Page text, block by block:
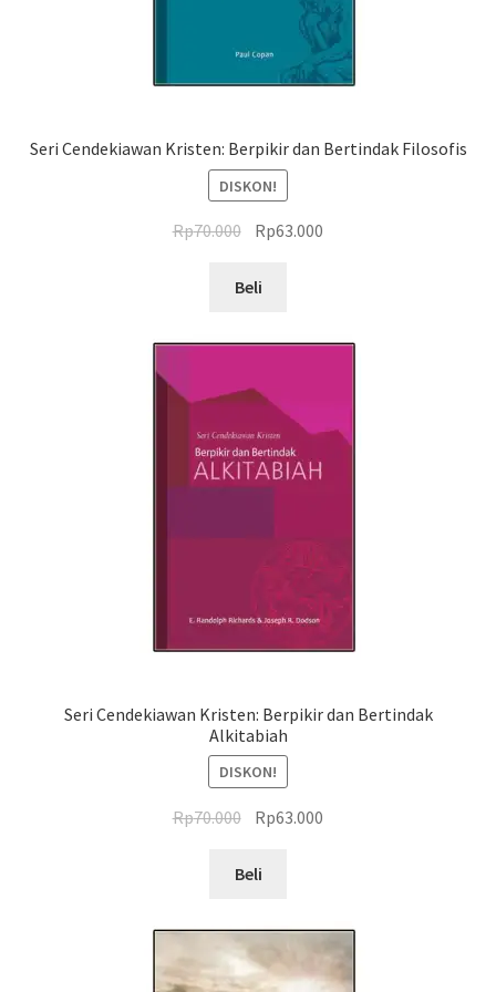
Seri Cendekiawan Kristen: Berpikir dan Bertindak Filosofis
DISKON!
Rp70.000 Harga
adalah:
Rp63.000
Rp63.000.
Beli
Seri Cendekiawan Kristen: Berpikir dan Bertindak
Alkitabiah
DISKON!
Rp70.000 Harga
adalah:
Rp63.000
Rp63.000.
Beli